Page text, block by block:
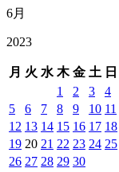
6月
2023
月 火 水 木 金 土 日
1 2 3
4
5
6 7 8 9 10 11
12 13 14 15 16 17 18
19 20 21 22 23 24 25
26 27 28 29 30